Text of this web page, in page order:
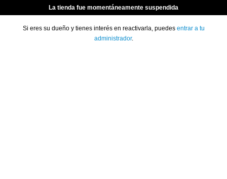
La tienda fue momentáneamente suspendida
Si eres su dueño y tienes interés en reactivarla, puedes entrar a tu
administrador.